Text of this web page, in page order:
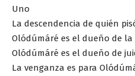
Uno
La descendencia de quién
Olódúmáré es el dueño de la
Olódúmáré es el dueño de
La venganza es para